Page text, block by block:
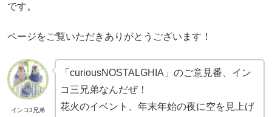
です。
ページをご覧いただきありがとうございます！
インコ3兄弟
「curiousNOSTALGHIA」のご意見番、イン
コ三兄弟なんだぜ！
花火のイベント、年末年始の夜に空を見上げ